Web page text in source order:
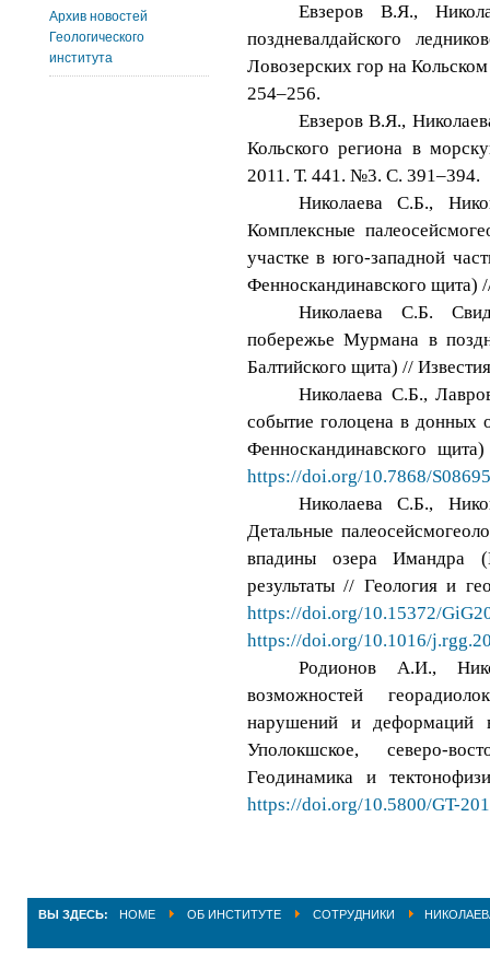
Евзеров В.Я.,
поздневалдайского
Ловозерских гор на
254–256.
Евзеров В.Я.,
Кольского региона в
2011. Т. 441. №3. С. 391–394.
Николаева С.Б.,
Комплексные
участке в юго-западной
Фенноскандинавского
Николаева С.Б.
побережье Мурмана в
Балтийского щита) //
Николаева С.Б.,
событие голоцена в донных
Фенноскандинавского
https://doi.org/10.7868/
Николаева С.Б.,
Детальные
впадины озера Имандра
результаты // Геология и
https://doi.org/10.15372/
https://doi.org/10.1016/
Родионов А.И.,
возможностей
нарушений и деформаций
Уполокшское, северо-
Геодинамика и
https://doi.org/10.5800/GT-
Архив новостей
Геологического
института
ВЫ ЗДЕСЬ: HOME ОБ ИНСТИТУТЕ СОТРУДНИКИ